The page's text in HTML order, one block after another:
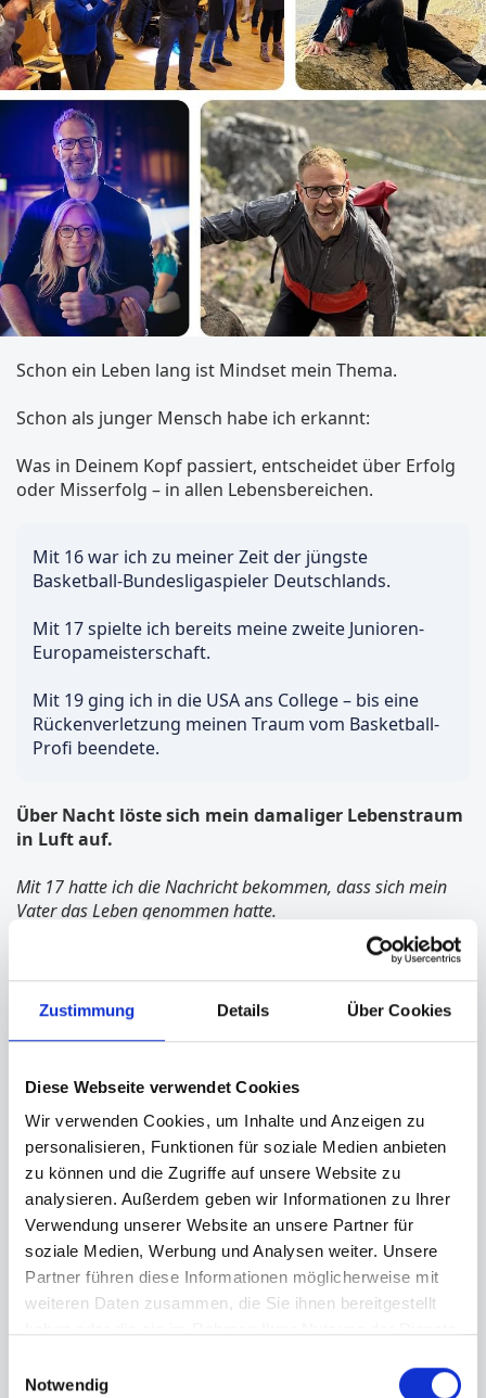
Zustimmung Details Über Cookies
Diese Webseite verwendet Cookies
Wir verwenden Cookies, um Inhalte und Anzeigen zu
personalisieren, Funktionen für soziale Medien anbieten
zu können und die Zugriffe auf unsere Website zu
analysieren. Außerdem geben wir Informationen zu Ihrer
Verwendung unserer Website an unsere Partner für
soziale Medien, Werbung und Analysen weiter. Unsere
Partner führen diese Informationen möglicherweise mit
weiteren Daten zusammen, die Sie ihnen bereitgestellt
Notwendig
Schon ein Leben lang ist Mindset mein Thema.
Schon als junger Mensch habe ich erkannt:
Was in Deinem Kopf passiert, entscheidet über Erfolg
oder Misserfolg – in allen Lebensbereichen.
Mit 16 war ich zu meiner Zeit der jüngste
Basketball-Bundesligaspieler Deutschlands.
Mit 17 spielte ich bereits meine zweite Junioren-
Europameisterschaft.
Mit 19 ging ich in die USA ans College – bis eine
Rückenverletzung meinen Traum vom Basketball-
Profi beendete.
Über Nacht löste sich mein damaliger Lebenstraum
in Luft auf.
Mit 17 hatte ich die Nachricht bekommen, dass sich mein
Vater das Leben genommen hatte.
Um all diesen Schmerz als Antrieb zu nutzen, widmete ich
Meine Spielerkarriere war vorbei, doch ich setzte mir
Bundesliga-Cheftrainer aller Zeiten.
gefeuert.
Eine Welt brach für mich zusammen. Wieder wurde
mir gefühlt alles entrissen.
Ich fiel in ein tiefes emotionales Loch. Eine der tiefsten
Phasen meines Lebens – mit vielen schlaflosen
Nächten, in denen ich am Boden zerstört nicht mehr
weiter wusste.
Doch genau als ich in diesem tiefen Loch saß, hörte
ich auf zu buddeln – und begann, den Weg hinaus